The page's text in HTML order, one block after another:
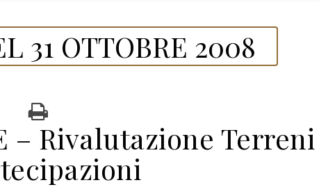
31 OTTOBRE 2008
– Rivalutazione Terreni